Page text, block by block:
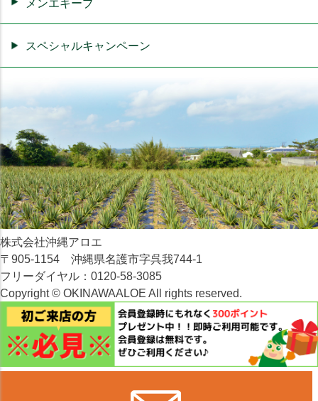
スペシャルキャンペーン
株式会社沖縄アロエ
〒905-1154 沖縄県名護市字呉我744-1
フリーダイヤル：0120-58-3085
Copyright © OKINAWAALOE All rights reserved.